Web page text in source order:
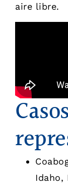
aire libre.
Idaho,